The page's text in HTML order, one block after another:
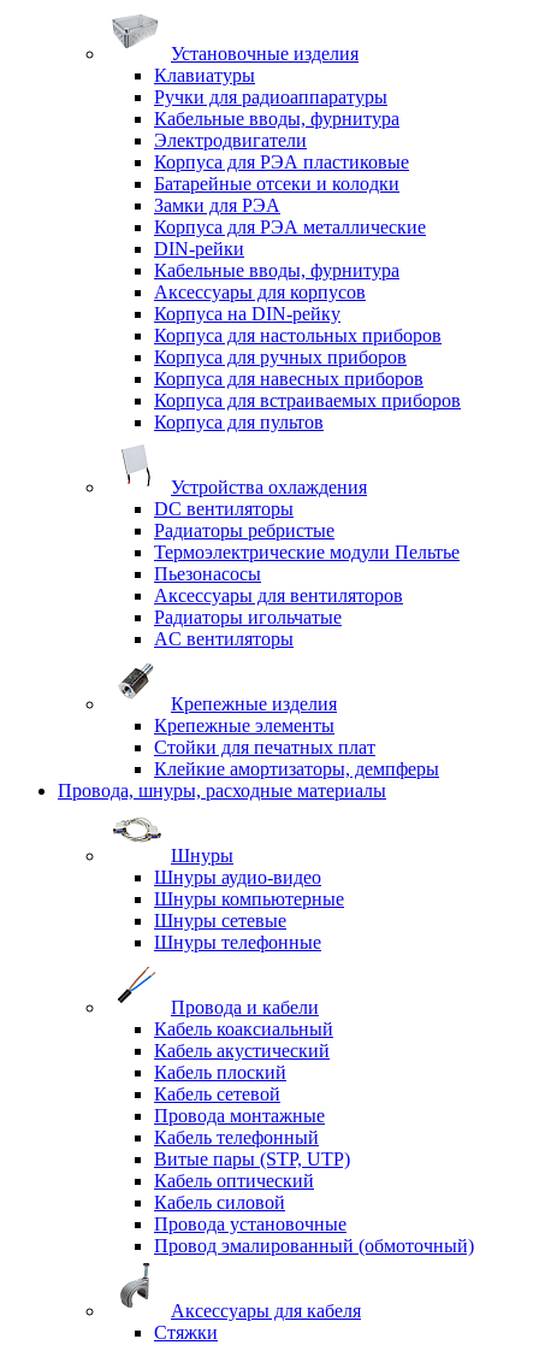
Установочные изделия
Клавиатуры
Ручки для радиоаппаратуры
Кабельные вводы, фурнитура
Электродвигатели
Корпуса для РЭА пластиковые
Батарейные отсеки и колодки
Замки для РЭА
Корпуса для РЭА металлические
DIN-рейки
Кабельные вводы, фурнитура
Аксессуары для корпусов
Корпуса на DIN-рейку
Корпуса для настольных приборов
Корпуса для ручных приборов
Корпуса для навесных приборов
Корпуса для встраиваемых приборов
Корпуса для пультов
Устройства охлаждения
DC вентиляторы
Радиаторы ребристые
Термоэлектрические модули Пельтье
Пьезонасосы
Аксессуары для вентиляторов
Радиаторы игольчатые
AC вентиляторы
Крепежные изделия
Крепежные элементы
Стойки для печатных плат
Клейкие амортизаторы, демпферы
Провода, шнуры, расходные материалы
Шнуры
Шнуры аудио-видео
Шнуры компьютерные
Шнуры сетевые
Шнуры телефонные
Провода и кабели
Кабель коаксиальный
Кабель акустический
Кабель плоский
Кабель сетевой
Провода монтажные
Кабель телефонный
Витые пары (STP, UTP)
Кабель оптический
Кабель силовой
Провода установочные
Провод эмалированный (обмоточный)
Аксессуары для кабеля
Стяжки